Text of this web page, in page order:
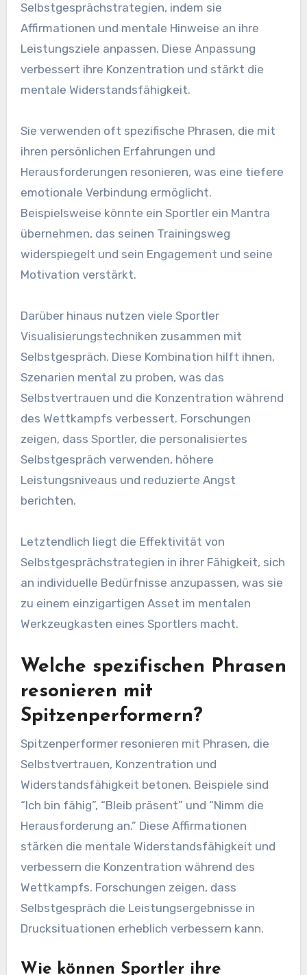
Selbstgesprächstrategien, indem sie
Affirmationen und mentale Hinweise an ihre
Leistungsziele anpassen. Diese Anpassung
verbessert ihre Konzentration und stärkt die
mentale Widerstandsfähigkeit.
Sie verwenden oft spezifische Phrasen, die mit
ihren persönlichen Erfahrungen und
Herausforderungen resonieren, was eine tiefere
emotionale Verbindung ermöglicht.
Beispielsweise könnte ein Sportler ein Mantra
übernehmen, das seinen Trainingsweg
widerspiegelt und sein Engagement und seine
Motivation verstärkt.
Darüber hinaus nutzen viele Sportler
Visualisierungstechniken zusammen mit
Selbstgespräch. Diese Kombination hilft ihnen,
Szenarien mental zu proben, was das
Selbstvertrauen und die Konzentration während
des Wettkampfs verbessert. Forschungen
zeigen, dass Sportler, die personalisiertes
Selbstgespräch verwenden, höhere
Leistungsniveaus und reduzierte Angst
berichten.
Letztendlich liegt die Effektivität von
Selbstgesprächstrategien in ihrer Fähigkeit, sich
an individuelle Bedürfnisse anzupassen, was sie
zu einem einzigartigen Asset im mentalen
Werkzeugkasten eines Sportlers macht.
Welche spezifischen Phrasen
resonieren mit
Spitzenperformern?
Spitzenperformer resonieren mit Phrasen, die
Selbstvertrauen, Konzentration und
Widerstandsfähigkeit betonen. Beispiele sind
“Ich bin fähig”, “Bleib präsent” und “Nimm die
Herausforderung an.” Diese Affirmationen
stärken die mentale Widerstandsfähigkeit und
verbessern die Konzentration während des
Wettkampfs. Forschungen zeigen, dass
Selbstgespräch die Leistungsergebnisse in
Drucksituationen erheblich verbessern kann.
Wie können Sportler ihre